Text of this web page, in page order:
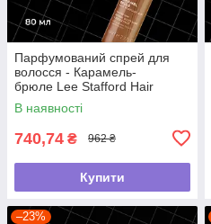
Парфумований спрей для
волосся - Карамель-
брюле Lee Stafford Hair
Perfume Mist - Caramel
Brulee, 80 мл
В наявності
740,74 ₴ 962 ₴
Купити
–23%